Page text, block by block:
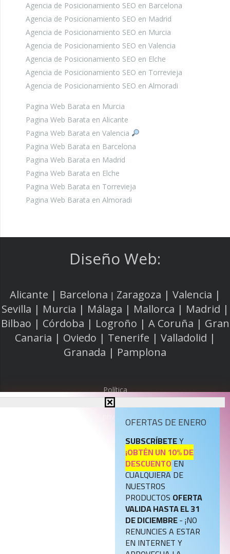
OFERTAS DE ENERO
SUBSCRÍBETEY
¡OBTÉN UN 10% DE
DESCUENTOEN
CUALQUIERA DE
NUESTROS
PRODUCTOS OFERTA
VALIDA HASTA EL 31
DE DICIEMBRE- ¡NO
RENUNCIES A ESTAR
EN INTERNET Y
Agencia de Posicionamiento SEO en Barcelona
Agencia de Posicionamiento SEO en Madrid
Agencia de Posicionamiento SEO en Murcia
Agencia de Posicionamiento SEO en Valencia
Agencia de Posicionamiento SEO en Elche
Agencia de Posicionamiento SEO en Torrevieja
Agencia de Posicionamiento SEO en Almoradi
Pagina Web Barata en Murcia
Pagina Web Barata en Alicante
Pagina Web Barata en Valencia
Pagina Web Barata en Barcelona
Pagina Web Barata en Madrid
Pagina Web Barata en Elche
Pagina Web Barata en Torrevieja
Pagina Web Barata en Almoradi
Diseño Web:
Alicante | Barcelona | Zaragoza | Valencia |
Sevilla | Murcia | Málaga | Mallorca | Madrid |
Bilbao | Córdoba | Logroño | A Coruña | Gran
Canaria | Oviedo | Tenerife | Valladolid |
Granada | Pamplona
Política
Política
de
cookies
Aviso
legal
Política
de